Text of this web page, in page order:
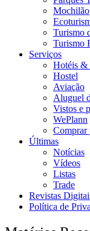
Mochilão
Turismo
Turismo
Serviços
Hotéis &
Hostel
Aviação
Aluguel
Vistos e
WePlann
Comprar
Últimas
Notícias
Vídeos
Listas
Trade
Revistas
Política de